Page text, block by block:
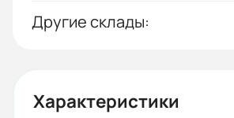
Другие склады:
Характеристики